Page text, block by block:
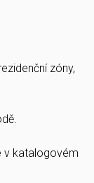
zóny,
v katalogovém